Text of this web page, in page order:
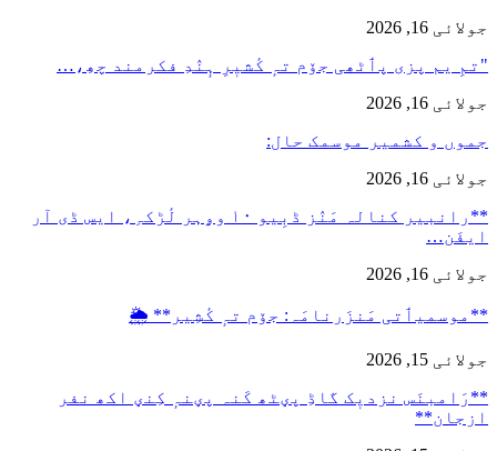
جولائی 16, 2026
"تمِ یم پزی پٲٹھی جۆم تہٕ کٔشیٖرِ ہٕنٛدِ فکرمند چھِ،…
جولائی 16, 2026
جموں و کشمیر موسمک حال:
جولائی 16, 2026
**رانبیر کنالہ مَنٛز ڈبِیو ۱۰ وۄہر لٔڑکہِ، ایس ڈی آر
ایفَن…
جولائی 16, 2026
**موسمیٲتی مَنزَرنامَہ: جۆم تہٕ کٔشِیر** 🌦️
جولائی 15, 2026
**رَامبنَس نزدیٖک گاڈِ پؠٹھ کَنہ پؠنہٕ کِنؠ اکھ نفر
ازجان**